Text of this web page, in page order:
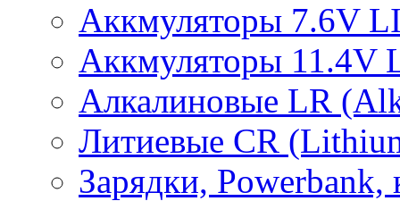
Аккмуляторы 7.6V
Аккмуляторы 11.4V
Алкалиновые LR
Литиевые CR
Зарядки, Powerbank,